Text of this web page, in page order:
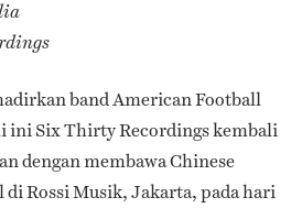
band American Football
ini Six Thirty Recordings kembali
dengan membawa Chinese
Rossi Musik, Jakarta, pada hari